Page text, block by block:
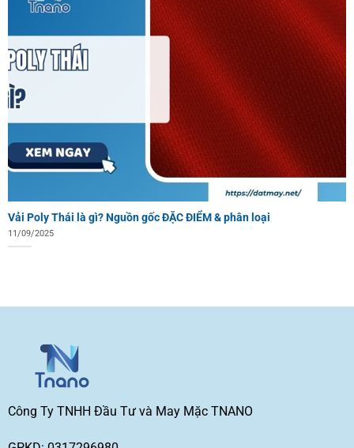
Vải Poly Thái là gì? Nguồn gốc ĐẶC ĐIỂM & phân loại
11/09/2025
Công Ty TNHH Đầu Tư và May Mặc TNANO